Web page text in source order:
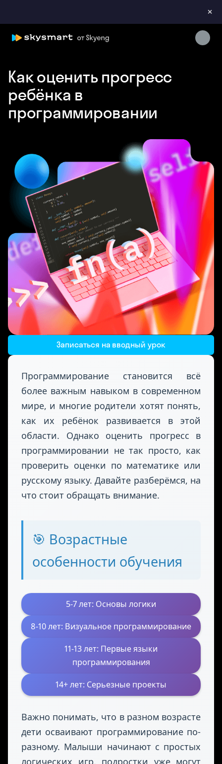
×
Как оценить прогресс
ребёнка в
программировании
Записаться на вводный урок
Программирование становится всё
более важным навыком в современном
мире, и многие родители хотят понять,
как их ребёнок развивается в этой
области. Однако оценить прогресс в
программировании не так просто, как
проверить оценки по математике или
русскому языку. Давайте разберёмся, на
что стоит обращать внимание.
🎯 Возрастные
особенности обучения
8-10 лет: Визуальное программирование
11-13 лет: Первые языки
программирования
14+ лет: Серьезные проекты
Skysmart Chat
online